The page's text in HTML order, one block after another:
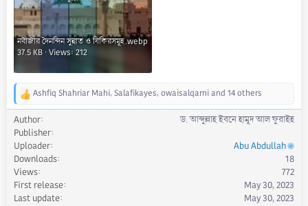
নবীজীর দৈনন্দিন সুন্নাত ও যিকিরসমূহ.webp
37.5 KB · Views: 212
R
e
a
c
t
i
o
n
s
Ashfiq Shahriar Mahi, Salafikayes, owaisalqarniand 14 others
Author
ড. আব্দুল্লাহ ইবনে হামূদ আল ফুরাইহ
Publisher
Uploader
Abu Abdullah
Downloads
18
Views
772
First release
May 30, 2023
Last update
May 30, 2023